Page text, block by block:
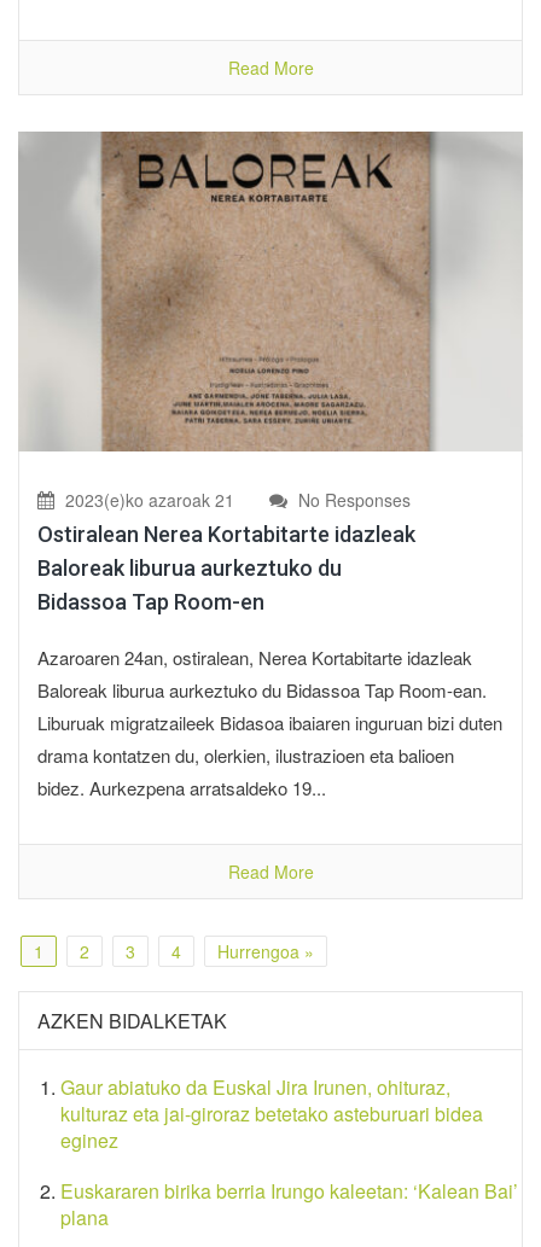
Read More
2023(e)ko azaroak 21 No Responses
Ostiralean Nerea Kortabitarte idazleak
Baloreak liburua aurkeztuko du
Bidassoa Tap Room-en
Azaroaren 24an, ostiralean, Nerea Kortabitarte idazleak
Baloreak liburua aurkeztuko du Bidassoa Tap Room-ean.
Liburuak migratzaileek Bidasoa ibaiaren inguruan bizi duten
drama kontatzen du, olerkien, ilustrazioen eta balioen
bidez. Aurkezpena arratsaldeko 19...
Read More
1 2 3 4 Hurrengoa »
AZKEN BIDALKETAK
Gaur abiatuko da Euskal Jira Irunen, ohituraz,
kulturaz eta jai-giroraz betetako asteburuari bidea
eginez
Euskararen birika berria Irungo kaleetan: ‘Kalean Bai’
plana